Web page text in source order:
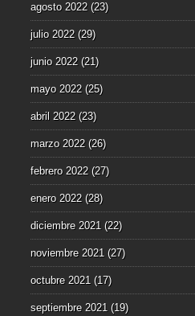
agosto 2022 (23)
julio 2022 (29)
junio 2022 (21)
mayo 2022 (25)
abril 2022 (23)
marzo 2022 (26)
febrero 2022 (27)
enero 2022 (28)
diciembre 2021 (22)
noviembre 2021 (27)
octubre 2021 (17)
septiembre 2021 (19)